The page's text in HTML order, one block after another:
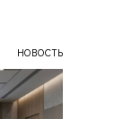
НОВОСТЬ